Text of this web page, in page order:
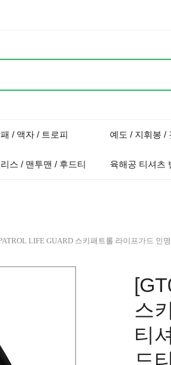
/ 액자 / 트로피
스 / 맨투맨 / 후드티
예도 / 지휘봉 /
육해공 티셔츠
LIFE GUARD 스키패트롤 라이프가드
스
티
드